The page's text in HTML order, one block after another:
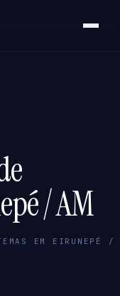
/ AM
EM EIRUNEPÉ /